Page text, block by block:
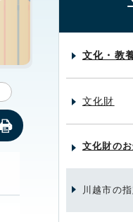
文化・教
文化財
文化財の
川越市の